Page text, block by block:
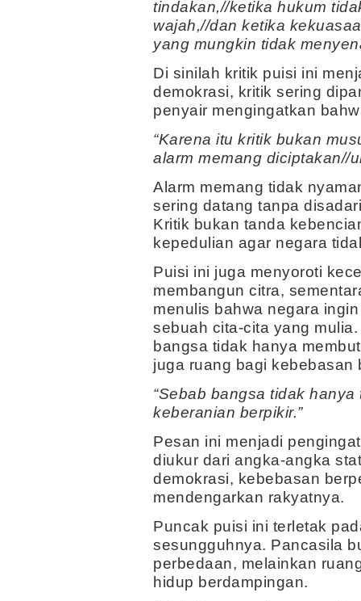
tindakan,//ketika hukum
wajah,//dan ketika
yang mungkin tidak
Di sinilah kritik puisi ini
demokrasi, kritik sering
penyair mengingatkan
“Karena itu kritik bukan
alarm memang diciptakan//
Alarm memang tidak
sering datang tanpa
Kritik bukan tanda
kepedulian agar negara
Puisi ini juga menyoroti
membangun citra,
menulis bahwa negara
sebuah cita-cita yang
bangsa tidak hanya
juga ruang bagi kebebasan
“Sebab bangsa tidak
keberanian berpikir.”
Pesan ini menjadi
diukur dari angka-angka
demokrasi, kebebasan
mendengarkan rakyatnya.
Puncak puisi ini terletak
sesungguhnya. Pancasila
perbedaan, melainkan
hidup berdampingan.